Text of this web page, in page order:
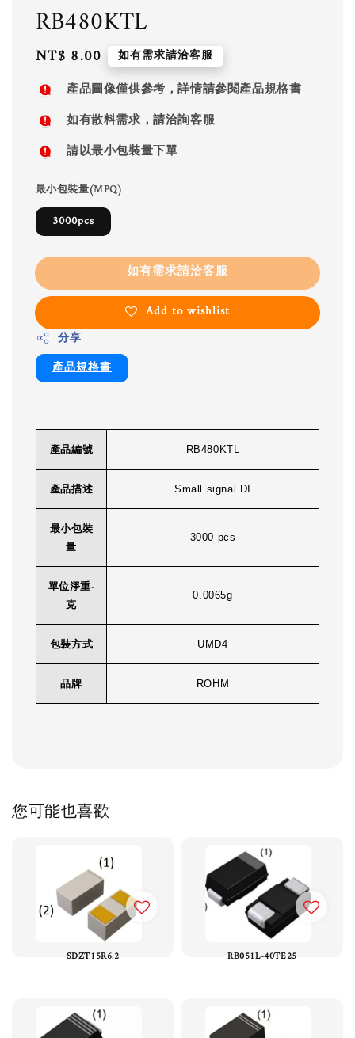
RB480KTL
Regular
price
NT$ 8.00 如有需求請洽客服
產品圖像僅供參考，詳情請參閱產品規格書
如有散料需求，請洽詢客服
請以最小包裝量下單
最小包裝量(MPQ)
3000pcs
如有需求請洽客服
Add to wishlist
分享
產品規格書
產品編號 RB480KTL
產品描述 Small signal DI
最小包裝
量
3000 pcs
單位淨重-
克
0.0065g
包裝方式 UMD4
品牌 ROHM
您可能也喜歡
SDZT15R6.2 RB051L-40TE25